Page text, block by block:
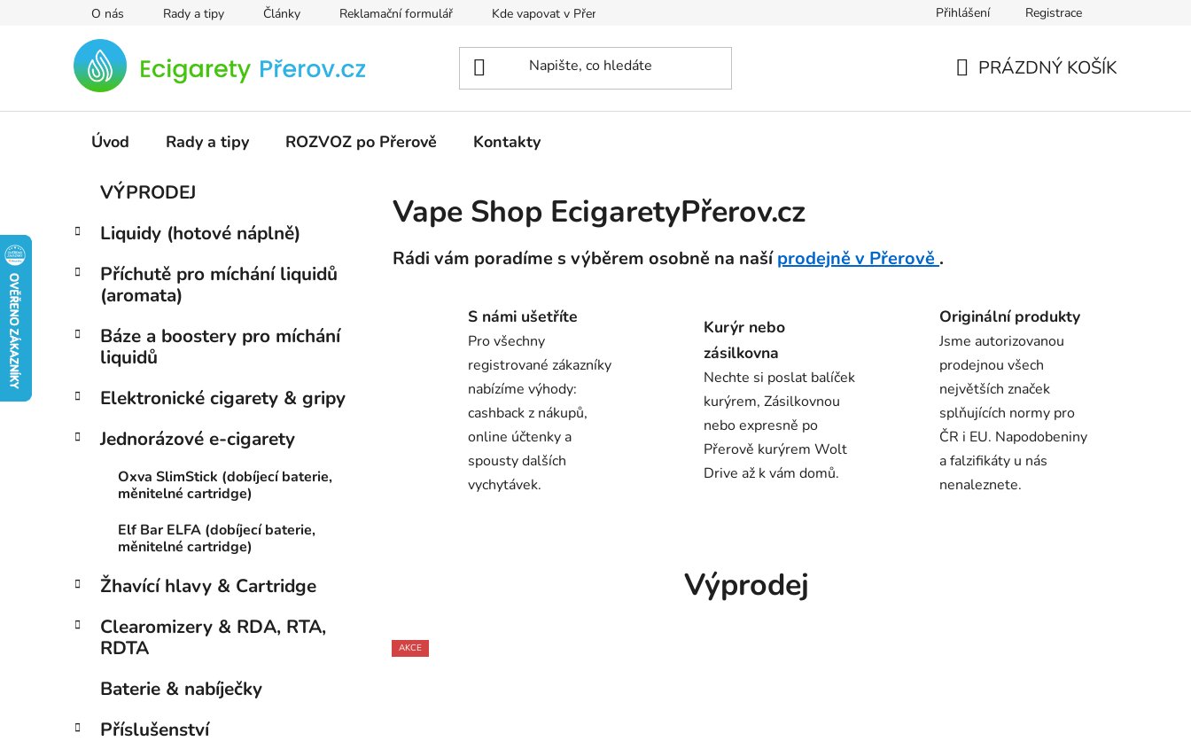
O nás Rady a tipy Články Reklamační formulář Kde vapovat v Přerově? Zásady zpracování osobních údajů
Přihlášení Registrace
PRÁZDNÝ KOŠÍK
Úvod Rady a tipy ROZVOZ po Přerově Kontakty
s
r
n
p
n
Přeskočit
kategorie
e
o
e
VÝPRODEJ
Liquidy (hotové náplně)
Příchutě pro míchání liquidů
(aromata)
Báze a boostery pro míchání
liquidů
Elektronické cigarety & gripy
Jednorázové e-cigarety
Oxva SlimStick (dobíjecí baterie,
měnitelné cartridge)
Elf Bar ELFA (dobíjecí baterie,
měnitelné cartridge)
Žhavící hlavy & Cartridge
Clearomizery & RDA, RTA,
RDTA
Baterie & nabíječky
Příslušenství
Vape Shop EcigaretyPřerov.cz
Rádi vám poradíme s výběrem osobně na našíprodejně v Přerově .
S námi ušetříte
Pro všechny
registrované zákazníky
nabízíme výhody:
cashback z nákupů,
online účtenky a
spousty dalších
vychytávek.
Kurýr nebo
zásilkovna
Nechte si poslat balíček
kurýrem, Zásilkovnou
nebo expresně po
Přerově kurýrem Wolt
Drive až k vám domů.
Originální produkty
Jsme autorizovanou
prodejnou všech
největších značek
splňujících normy pro
ČR i EU. Napodobeniny
a falzifikáty u nás
nenaleznete.
Výprodej
AKCE
AKCE
AKCE
AKCE
AKCE
AKCE
AKCE
AKCE
AKCE
AKCE
AKCE
AKCE
AKCE
AKCE